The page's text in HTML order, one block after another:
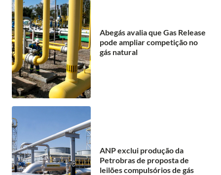
Abegás avalia que Gas Release
pode ampliar competição no
gás natural
ANP exclui produção da
Petrobras de proposta de
leilões compulsórios de gás